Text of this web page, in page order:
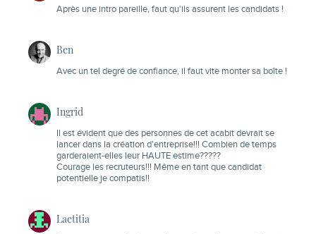
Après une intro pareille, faut qu'ils assurent les candidats !
Ben
Avec un tel degré de confiance, il faut vite monter sa boîte !
Ingrid
Il est évident que des personnes de cet acabit devrait se
lancer dans la création d'entreprise!!! Combien de temps
garderaient-elles leur HAUTE estime?????
Courage les recruteurs!!! Même en tant que candidat
potentielle je compatis!!
Laetitia